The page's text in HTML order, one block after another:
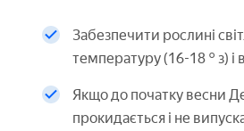
Забезпечити рослині
температуру (16-18 ° з) і
Якщо до початку весни
прокидається і не